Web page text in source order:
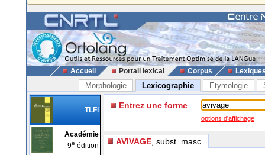
Accueil Portail lexical Corpus
Morphologie Lexicographie Etymologie
TLFi
Académie
9e édition
Entrez une forme
options d'affichage
AVIVAGE , subst. masc.